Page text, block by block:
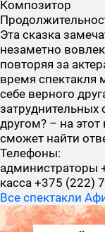
Композитор
Эта сказка
незаметно
повторяя за
время
себе верного
затруднительных
другом? – на
сможет найти
Телефоны:
администраторы
касса +375 (222)
Все спектакли